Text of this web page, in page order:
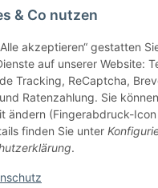
& Co nutzen
akzeptieren“ gestatten
auf unserer Website:
Tracking, ReCaptcha,
Ratenzahlung. Sie
ändern (Fingerabdruck-
finden Sie unter
.
9344380